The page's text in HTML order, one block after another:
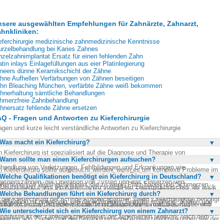
ausgewählten Empfehlungen für Zahnärzte, Zahnarzt,
medizinische zahnmedizinische Kenntnisse
bei Karies Zahnes
Ersatz für einen fehlenden Zahn
inlays Einlagefüllungen aus eier Platinlegierung
dünne Keramikschicht der Zähne
Aufhellen Verfärbungen von Zähnen beseitigen
Bleaching München, verfärbte Zähne weiß bekommen
sämtliche Behandlungen
Zahnbehandlung
fehlende Zähne ersetzen
- Fragen und Antworten zu Kieferchirurgie
und kurze leicht verständliche Antworten zu Kieferchirurgie
Was macht ein Kieferchirurg?
Kieferchirurg ist spezialisiert auf die Diagnose und Therapie von
im Bereich des Kiefers und des Mundes. Er kümmert sich um die
von Verletzungen, Fehlbildungen und Erkrankungen wie
Dazu gehört auch die Entfernung von
die Operation von Zysten und das Einsetzen von
Ein Kieferchirurg hat sowohl ein zahnmedizinisches als auch
humanmedizinisches Studium abgeschlossen. Diese umfassende
es ihm, komplexe Eingriffe im Mund-, Kiefer- und Gesichtsbereich
Wann sollte man einen Kieferchirurgen aufsuchen?
Kieferchirurg sollte aufgesucht werden, wenn es um komplexe Probleme im
, Kiefer- und Gesichtsbereich geht. Dazu gehören beispielsweise die
von Weisheitszähnen, die zu wenig Platz haben und Schmerzen
Auch bei der Behandlung von Zysten oder
Kieferchirurg der richtige Ansprechpartner. Wenn Zahnimplantate benötigt
oder ein Kieferknochenaufbau erforderlich ist, ist ebenfalls der
zuständig. Bei allgemeinen Zahnschmerzen oder
Welche Qualifikationen benötigt ein Kieferchirurg in Deutschland?
muss ein Kieferchirurg sowohl ein zahnmedizinisches als auch
humanmedizinisches Studium abgeschlossen haben. Diese doppelte
ist notwendig, um die komplexen Eingriffe im Mund-, Kiefer- und
durchführen zu können. Die Ausbildung umfasst umfassende
in der Zahnmedizin sowie in der allgemeinen Medizin. Nach dem
Welche Behandlungen führt ein Kieferchirurg durch?
Kieferchirurg führt eine Vielzahl von Behandlungen im Mund-, Kiefer- und
durch. Dazu gehört die Entfernung von Weisheitszähnen, die
Wie unterscheidet sich ein Kieferchirurg von einem Zahnarzt?